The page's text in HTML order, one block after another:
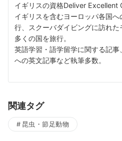
イギリスの資格Deliver Excellent
イギリスを含むヨーロッパ各国
行、スクーバダイビングに訪れ
多くの国を旅行。
英語学習・語学留学に関する記
への英文記事など執筆多数。
関連タグ
昆虫・節足動物